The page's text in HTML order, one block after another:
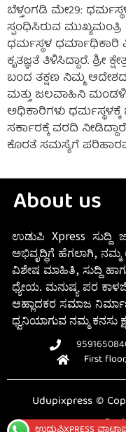
ಬೆಳ್ತಂಗಡಿ ಮೇ29:
ಸ್ಪಂಧಿಸಿರುವ
ಧರ್ಮಸ್ಥಳ ಧರ್ಮಾಧಿಕಾರಿ
ಕೃತಜ್ಞತೆ ತಿಳಿಸಿದ್ದಾರೆ. ಶ್ರೀ
ಬಂದ ತಕ್ಷಣ ನಿಮ್ಮ
ಮತ್ತು ಜಲವಾಹಿನಿ
ಅಧಿಕಾರಿಗಳು
ಸರ್ಕಾರಕ್ಕೆ ವರದಿ
ಕೊರತೆ ಸಮಸ್ಯೆಗೆ
About us
ಉಡುಪಿ Xpress ಸುದ್ದಿ
ಅಭಿವೃದ್ಧಿಗೆ ಹೆಗಲಾಗಿ,
ವಿಶೇಷ ಮಾಹಿತಿ, ಸುದ್ದಿ
ಧ್ಯೇಯ. ಮನುಷ್ಯ ಪರ
ಆಹ್ಲಾದಕರ ಸಮಾಜ
ಧ್ವನಿಯಾಗುವ ನಮ್ಮ ಕನಸು
First
Udupixpress ©